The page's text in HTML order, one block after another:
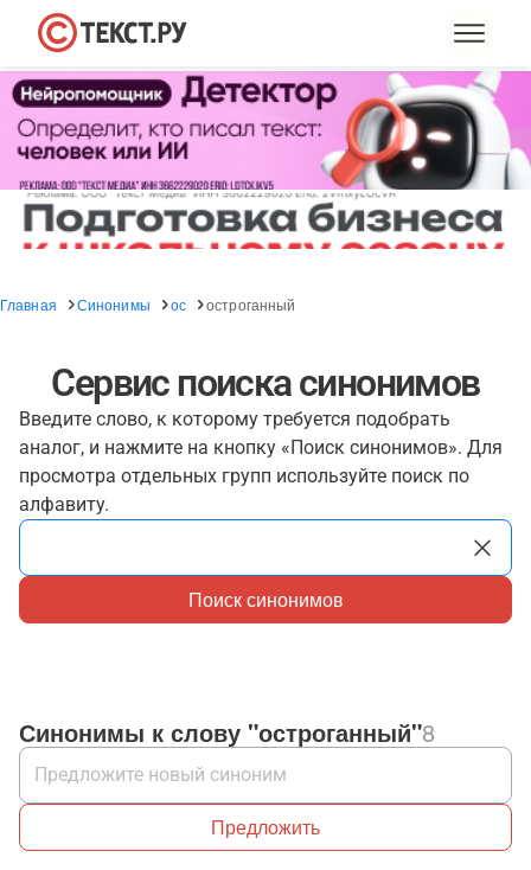
Главная Синонимы ос остроганный
Сервис поиска синонимов
Введите слово, к которому требуется подобрать
аналог, и нажмите на кнопку «Поиск синонимов». Для
просмотра отдельных групп используйте поиск по
алфавиту.
Поиск синонимов
Синонимы к слову "остроганный"8
Предложить